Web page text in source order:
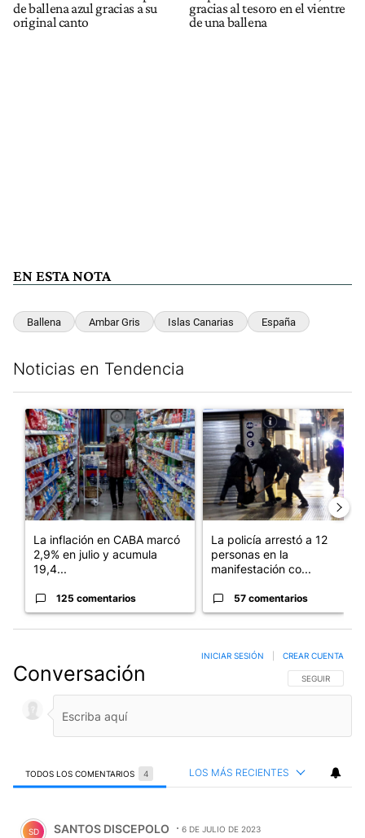
de ballena azul gracias a su
original canto
gracias al tesoro en el vientre
de una ballena
EN ESTA NOTA
Ballena Ambar Gris Islas Canarias España
Noticias en Tendencia
Un artículo de tendencia con el título "La inflación en CABA
La inflación en CABA marcó
2,9% en julio y acumula
19,4...
125 comentarios
Un artículo de tendencia con
La policía arrestó a 12
personas en la
manifestación co...
57 comentarios
Conversación SIGA ESTA
SEGUIR
INICIAR SESIÓN CREAR CUENTA
TODOS LOS COMENTARIOS 4 LOS MÁS RECIENTES
Comentario de SANTOS DISCEPOLO.
SD SANTOS DISCEPOLO 6 DE JULIO DE 2023